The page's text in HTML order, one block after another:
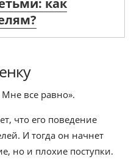
как
Мне все равно».
что его поведение
И тогда он начнет
но и плохие поступки.